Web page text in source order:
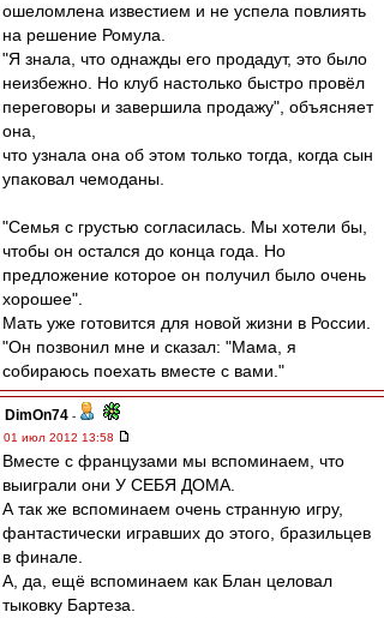
ошеломлена известием и не успела повлиять
на решение Ромула.
"Я знала, что однажды его продадут, это было
неизбежно. Но клуб настолько быстро провёл
переговоры и завершила продажу", объясняет
она,
что узнала она об этом только тогда, когда сын
упаковал чемоданы.
"Семья с грустью согласилась. Мы хотели бы,
чтобы он остался до конца года. Но
предложение которое он получил было очень
хорошее".
Мать уже готовится для новой жизни в России.
"Он позвонил мне и сказал: "Мама, я
собираюсь поехать вместе с вами."
DimOn74 -
01 июл 2012 13:58
Вместе с французами мы вспоминаем, что
выиграли они У СЕБЯ ДОМА.
А так же вспоминаем очень странную игру,
фантастически игравших до этого, бразильцев
в финале.
А, да, ещё вспоминаем как Блан целовал
тыковку Бартеза.